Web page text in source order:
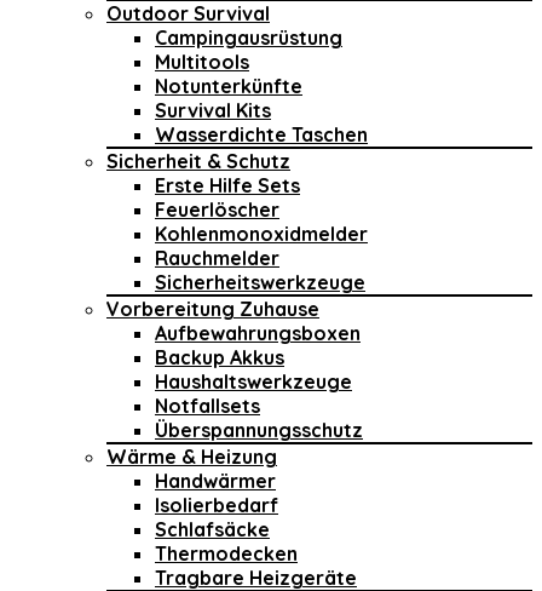
Outdoor Survival
Campingausrüstung
Multitools
Notunterkünfte
Survival Kits
Wasserdichte Taschen
Sicherheit & Schutz
Erste Hilfe Sets
Feuerlöscher
Kohlenmonoxidmelder
Rauchmelder
Sicherheitswerkzeuge
Vorbereitung Zuhause
Aufbewahrungsboxen
Backup Akkus
Haushaltswerkzeuge
Notfallsets
Überspannungsschutz
Wärme & Heizung
Handwärmer
Isolierbedarf
Schlafsäcke
Thermodecken
Tragbare Heizgeräte